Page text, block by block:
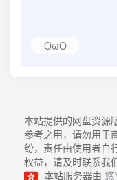
OωO
本站提供的网盘资源
参考之用，请勿用于
纷，责任由使用者自
权益，请及时联系我
本站服务器由 悠